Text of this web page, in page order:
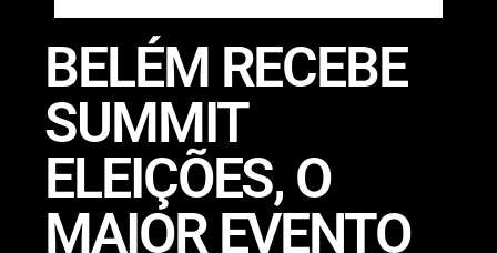
BELÉM RECEBE
SUMMIT
ELEIÇÕES, O
MAIOR EVENTO